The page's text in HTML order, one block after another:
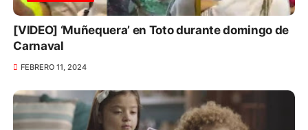
[VIDEO] ‘Muñequera’ en Toto durante domingo de
Carnaval
FEBRERO 11, 2024